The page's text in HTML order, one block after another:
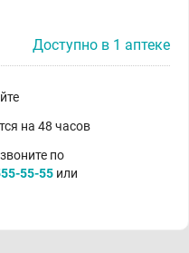
Доступно в 1 аптеке
на 48 часов
по
55-55 или